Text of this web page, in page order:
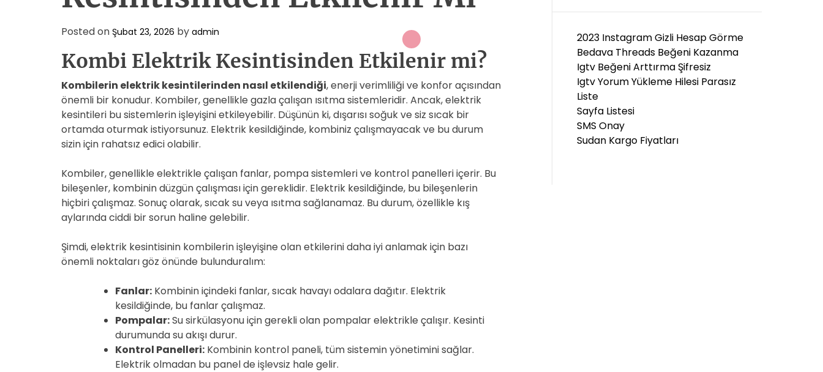
Posted on Şubat 23, 2026 by admin
Kombi Elektrik Kesintisinden Etkilenir mi?
Kombilerin elektrik kesintilerinden nasıl etkilendiği, enerji verimliliği ve konfor açısından
önemli bir konudur. Kombiler, genellikle gazla çalışan ısıtma sistemleridir. Ancak, elektrik
kesintileri bu sistemlerin işleyişini etkileyebilir. Düşünün ki, dışarısı soğuk ve siz sıcak bir
ortamda oturmak istiyorsunuz. Elektrik kesildiğinde, kombiniz çalışmayacak ve bu durum
sizin için rahatsız edici olabilir.
Kombiler, genellikle elektrikle çalışan fanlar, pompa sistemleri ve kontrol panelleri içerir. Bu
bileşenler, kombinin düzgün çalışması için gereklidir. Elektrik kesildiğinde, bu bileşenlerin
hiçbiri çalışmaz. Sonuç olarak, sıcak su veya ısıtma sağlanamaz. Bu durum, özellikle kış
aylarında ciddi bir sorun haline gelebilir.
Şimdi, elektrik kesintisinin kombilerin işleyişine olan etkilerini daha iyi anlamak için bazı
önemli noktaları göz önünde bulunduralım:
Fanlar: Kombinin içindeki fanlar, sıcak havayı odalara dağıtır. Elektrik
kesildiğinde, bu fanlar çalışmaz.
Pompalar:Su sirkülasyonu için gerekli olan pompalar elektrikle çalışır. Kesinti
durumunda su akışı durur.
Kontrol Panelleri: Kombinin kontrol paneli, tüm sistemin yönetimini sağlar.
Elektrik olmadan bu panel de işlevsiz hale gelir.
2023 Instagram Gizli Hesap Görme
Bedava Threads Beğeni Kazanma
Igtv Beğeni Arttırma Şifresiz
Igtv Yorum Yükleme Hilesi Parasız
Liste
Sayfa Listesi
SMS Onay
Sudan Kargo Fiyatları